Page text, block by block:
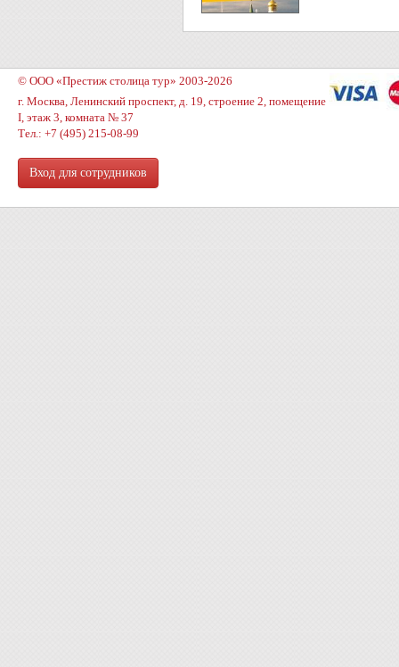
© ООО «Престиж столица тур» 2003-2026
г. Москва, Ленинский проспект, д. 19, строение 2, помещение
I, этаж 3, комната № 37
Тел.: +7 (495) 215-08-99
Вход для сотрудников